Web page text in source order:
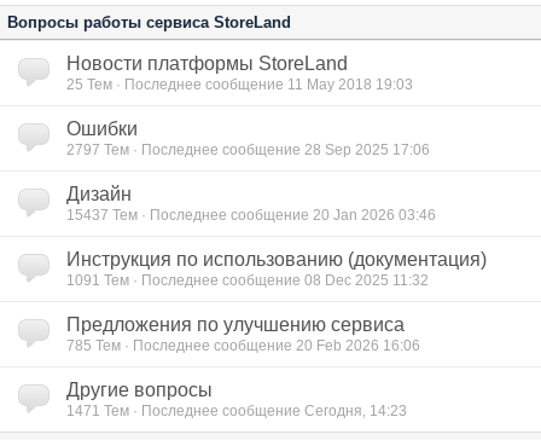
Вопросы работы сервиса StoreLand
Новости платформы StoreLand
25 Тем · Последнее сообщение 11 May 2018 19:03
Ошибки
2797 Тем · Последнее сообщение 28 Sep 2025 17:06
Дизайн
15437 Тем · Последнее сообщение 20 Jan 2026 03:46
Инструкция по использованию (документация)
1091 Тем · Последнее сообщение 08 Dec 2025 11:32
Предложения по улучшению сервиса
785 Тем · Последнее сообщение 20 Feb 2026 16:06
Другие вопросы
1471 Тем · Последнее сообщение Сегодня, 14:23